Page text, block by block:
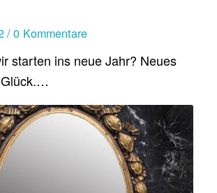
/0 Kommentare
starten ins neue Jahr? Neues